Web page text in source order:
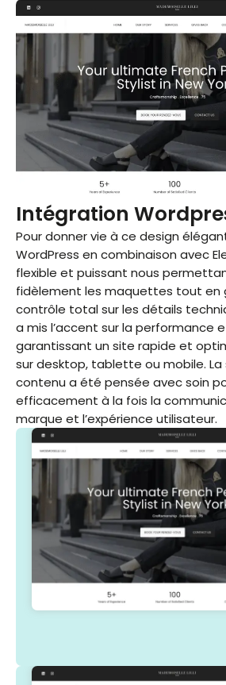
Intégration
Pour donner vie à ce design
WordPress en combinaison avec
flexible et puissant nous
fidèlement les maquettes tout en
contrôle total sur les détails
a mis l’accent sur la performance
garantissant un site rapide et
sur desktop, tablette ou mobile.
contenu a été pensée avec soin
efficacement à la fois la
marque et l’expérience utilisateur.